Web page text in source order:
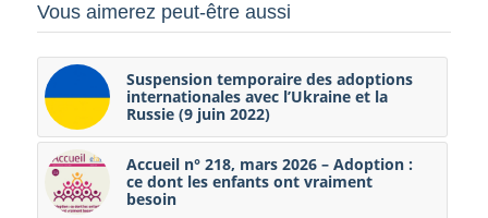
Vous aimerez peut-être aussi
Suspension temporaire des adoptions
internationales avec l’Ukraine et la
Russie (9 juin 2022)
Accueil n° 218, mars 2026 – Adoption :
ce dont les enfants ont vraiment
besoin